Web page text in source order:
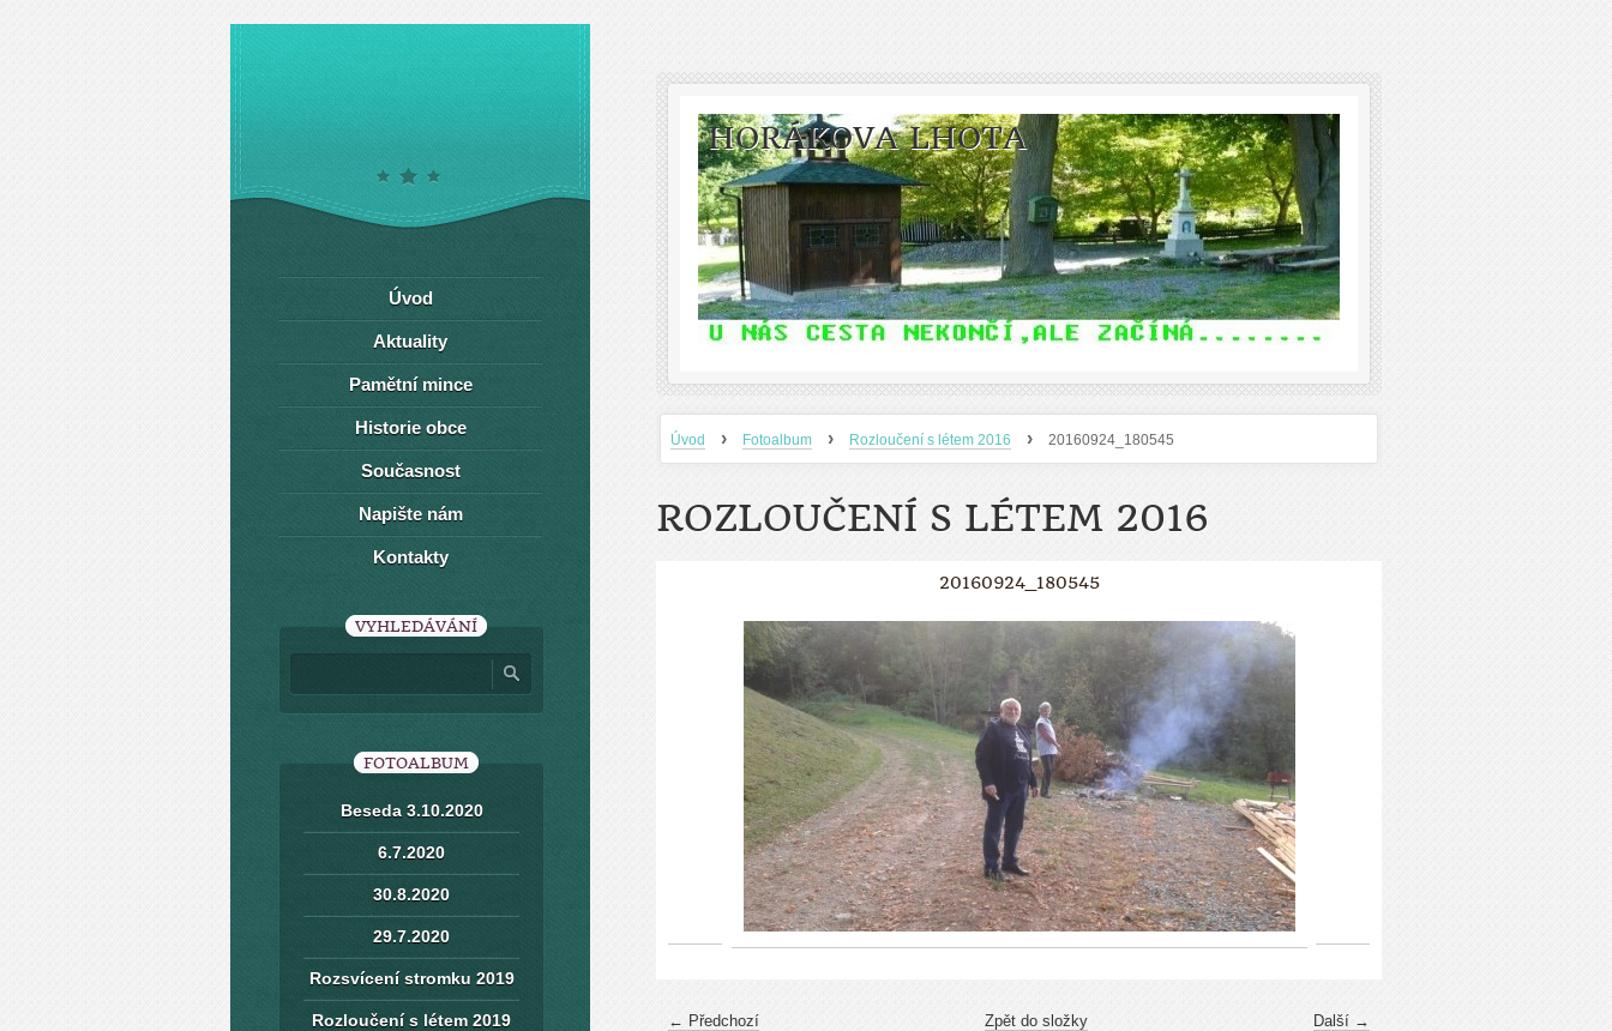
HORÁKOVA LHOTA
Úvod › Fotoalbum › Rozloučení s létem 2016 › 20160924_180545
ROZLOUČENÍ S LÉTEM 2016
20160924_180545
← Předchozí Další →
Zpět do složky
Úvod
Aktuality
Pamětní mince
Historie obce
Současnost
Napište nám
Kontakty
VYHLEDÁVÁNÍ
FOTOALBUM
Beseda 3.10.2020
6.7.2020
30.8.2020
29.7.2020
Rozsvícení stromku 2019
Rozloučení s létem 2019